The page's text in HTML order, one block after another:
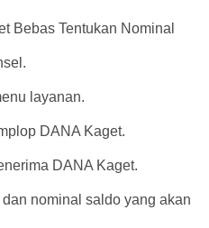
Bebas Tentukan Nominal
layanan.
DANA Kaget.
DANA Kaget.
nominal saldo yang akan